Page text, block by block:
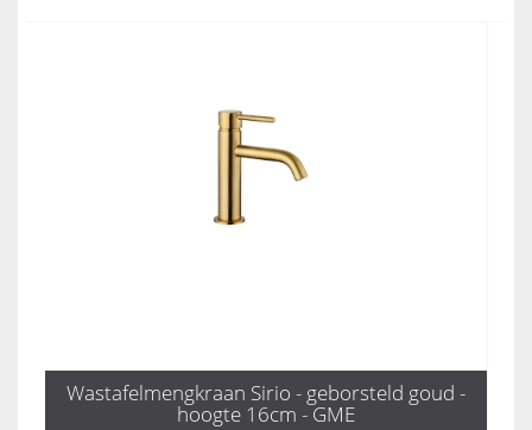
Wastafelmengkraan Sirio - geborsteld goud -
hoogte 16cm - GME